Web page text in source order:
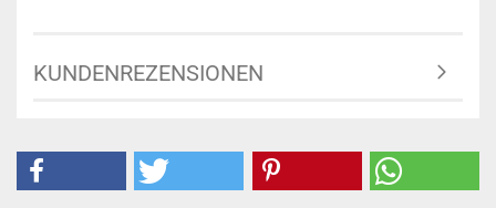
KUNDENREZENSIONEN